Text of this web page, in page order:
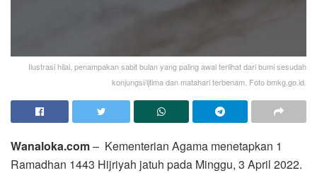
Ilustrasi hilal, penampakan sabit bulan yang paling awal terlihat dari bumi sesudah
konjungsi/ijtima dan matahari terbenam. Foto bmkg.go.id.
Wanaloka.com– Kementerian Agama menetapkan 1
Ramadhan 1443 Hijriyah jatuh pada Minggu, 3 April 2022.